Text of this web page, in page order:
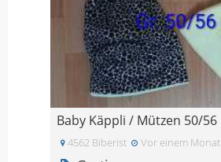
Baby Käppli / Mützen 50/56
4562 Biberist Vor einem Monat